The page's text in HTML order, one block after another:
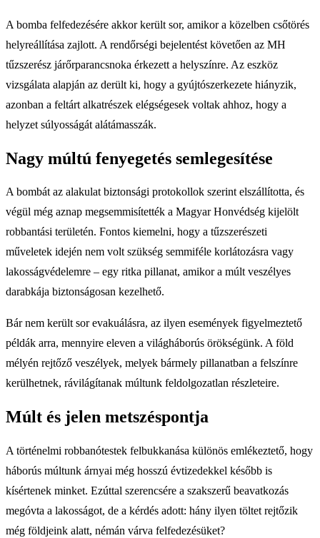
A bomba felfedezésére akkor került sor, amikor a közelben csőtörés
helyreállítása zajlott. A rendőrségi bejelentést követően az MH
tűzszerész járőrparancsnoka érkezett a helyszínre. Az eszköz
vizsgálata alapján az derült ki, hogy a gyújtószerkezete hiányzik,
azonban a feltárt alkatrészek elégségesek voltak ahhoz, hogy a
helyzet súlyosságát alátámasszák.
Nagy múltú fenyegetés semlegesítése
A bombát az alakulat biztonsági protokollok szerint elszállította, és
végül még aznap megsemmisítették a Magyar Honvédség kijelölt
robbantási területén. Fontos kiemelni, hogy a tűzszerészeti
műveletek idején nem volt szükség semmiféle korlátozásra vagy
lakosságvédelemre – egy ritka pillanat, amikor a múlt veszélyes
darabkája biztonságosan kezelhető.
Bár nem került sor evakuálásra, az ilyen események figyelmeztető
példák arra, mennyire eleven a világháborús örökségünk. A föld
mélyén rejtőző veszélyek, melyek bármely pillanatban a felszínre
kerülhetnek, rávilágítanak múltunk feldolgozatlan részleteire.
Múlt és jelen metszéspontja
A történelmi robbanótestek felbukkanása különös emlékeztető, hogy
háborús múltunk árnyai még hosszú évtizedekkel később is
kísértenek minket. Ezúttal szerencsére a szakszerű beavatkozás
megóvta a lakosságot, de a kérdés adott: hány ilyen töltet rejtőzik
még földjeink alatt, némán várva felfedezésüket?